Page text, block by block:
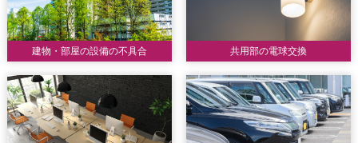
建物・部屋の設備の不具合 共用部の電球交換